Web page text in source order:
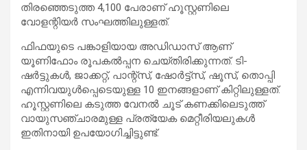
തിരഞ്ഞെടുത്ത 4,100 പേരാണ് ഹൂസ്റ്റണിലെ
വോളന്റിയർ സംഘത്തിലുള്ളത്.
ഫിഫയുടെ പങ്കാളിയായ അഡിഡാസ് ആണ്
യൂണിഫോം രൂപകൽപ്പന ചെയ്തിരിക്കുന്നത്. ടി-
ഷർട്ടുകൾ, ജാക്കറ്റ്, പാന്റ്സ്, ഷോർട്ട്സ്, ഷൂസ്, തൊപ്പി
എന്നിവയുൾപ്പെടെയുള്ള 10 ഇനങ്ങളാണ് കിറ്റിലുള്ളത്.
ഹൂസ്റ്റണിലെ കടുത്ത വേനൽ ചൂട് കണക്കിലെടുത്ത്
വായുസഞ്ചാരമുള്ള പ്രത്യേക മെറ്റീരിയലുകൾ
ഇതിനായി ഉപയോഗിച്ചിട്ടുണ്ട്.